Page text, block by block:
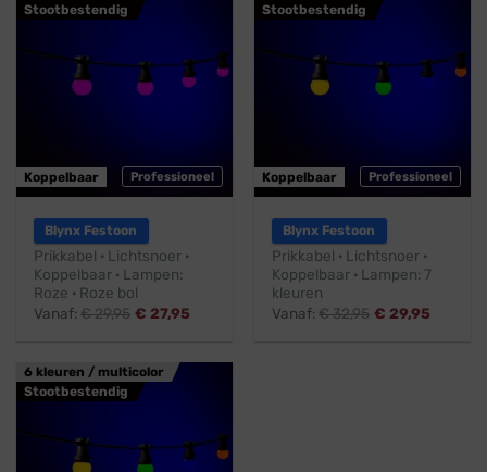
Stootbestendig
Professioneel
Koppelbaar
Blynx Festoon
Prikkabel · Lichtsnoer ·
Koppelbaar · Lampen:
Roze · Roze bol
Vanaf:€29,95 € 27,95
Stootbestendig
Professioneel
Koppelbaar
Blynx Festoon
Prikkabel · Lichtsnoer ·
Koppelbaar · Lampen: 7
kleuren
Vanaf:€32,95 € 29,95
6 kleuren / multicolor
Stootbestendig